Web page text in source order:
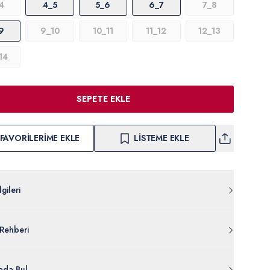
4_5 5_6 6_7 7_8
9_10 10_11 11_12 12_13
SEPETE EKLE
FAVORILERIME EKLE LISTEME EKLE